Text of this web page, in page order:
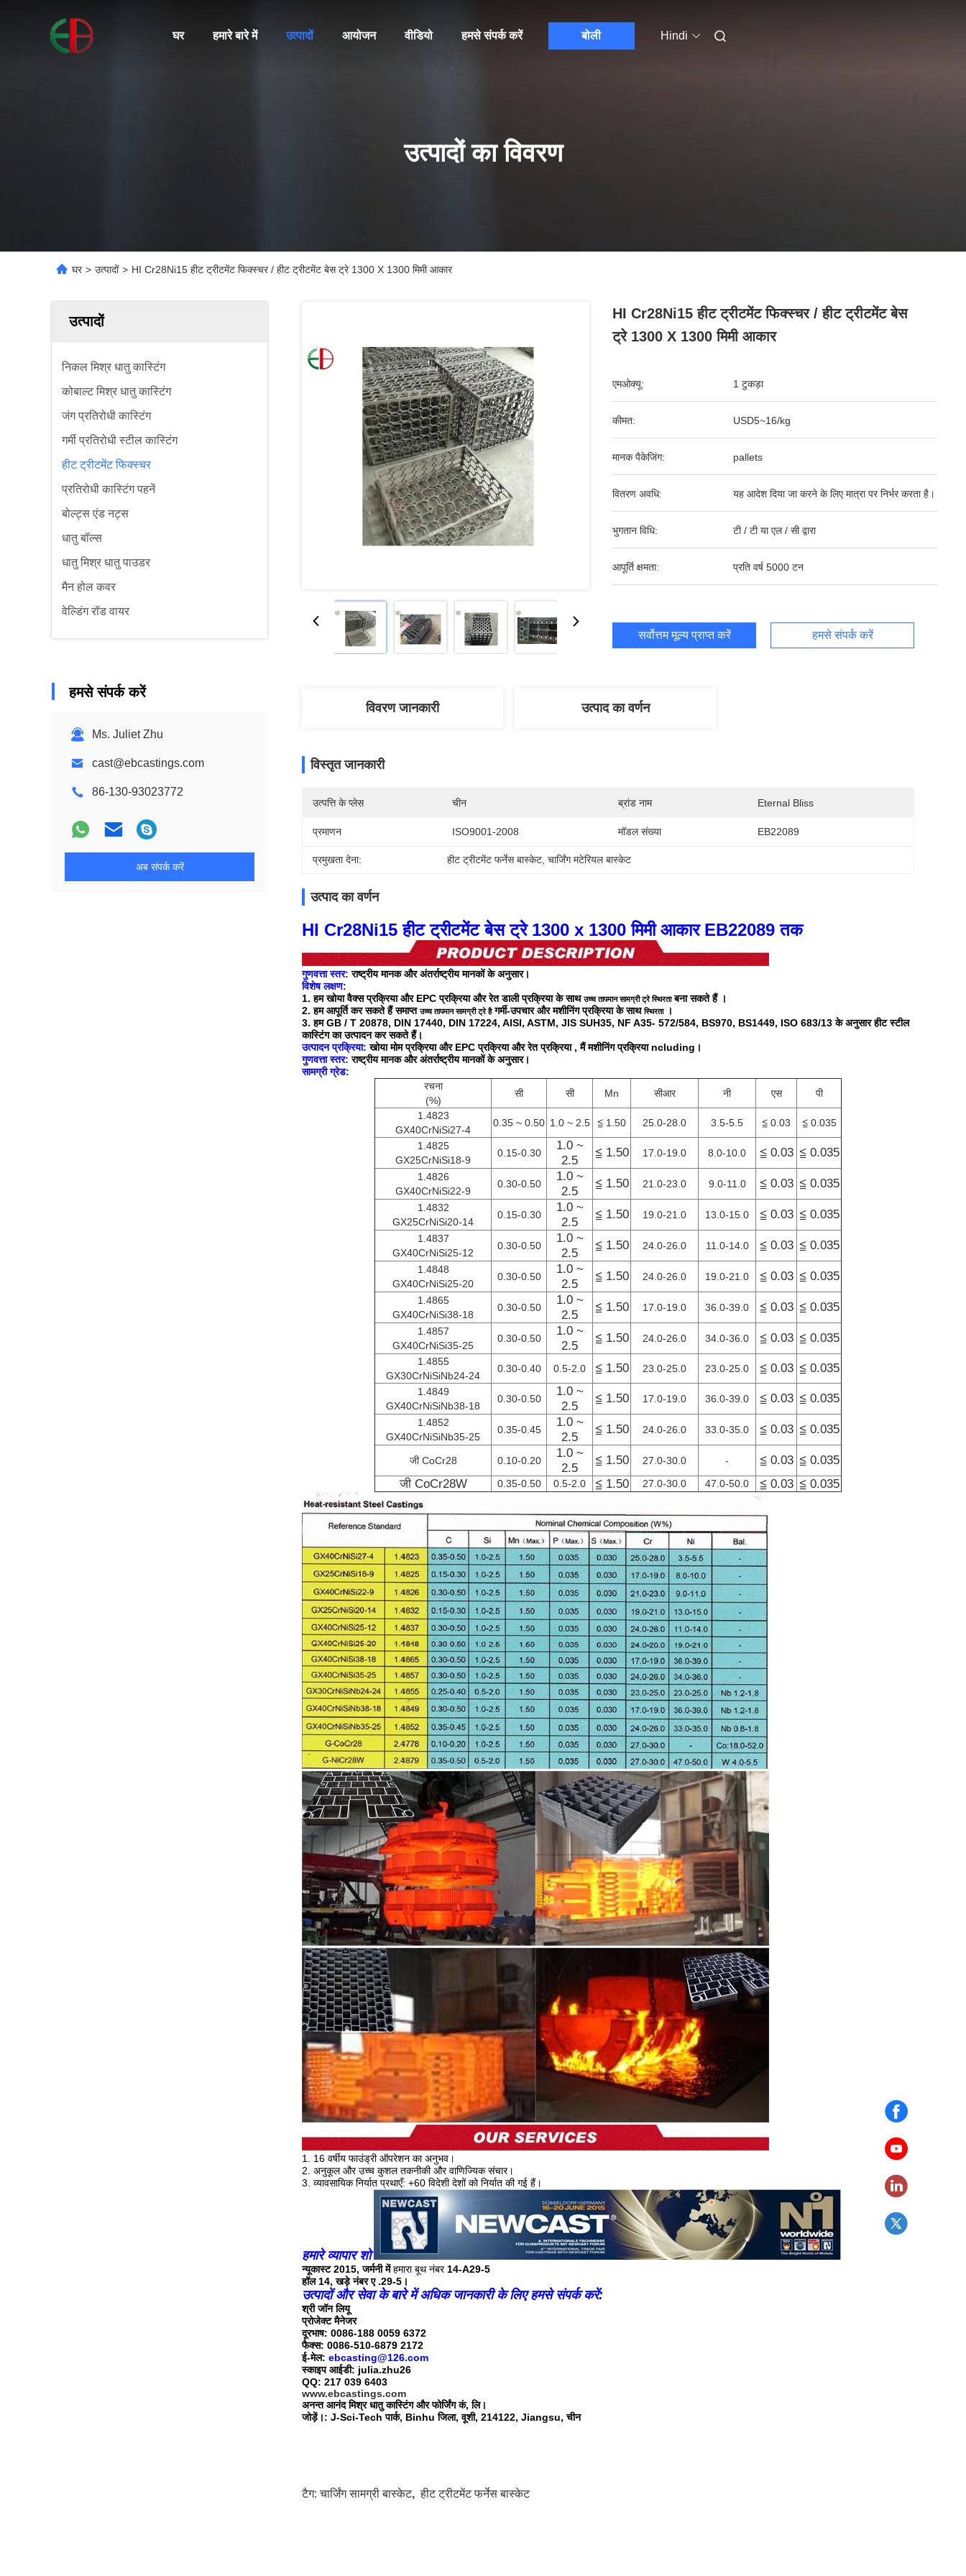
घर हमारे बारे में उत्पादों आयोजन वीडियो हमसे संपर्क करें बोली Hindi
उत्पादों का विवरण
घर > उत्पादों > HI Cr28Ni15 हीट ट्रीटमेंट फिक्स्चर / हीट ट्रीटमेंट बेस ट्रे 1300 X 1300 मिमी आकार
उत्पादों
निकल मिश्र धातु कास्टिंग
कोबाल्ट मिश्र धातु कास्टिंग
जंग प्रतिरोधी कास्टिंग
गर्मी प्रतिरोधी स्टील कास्टिंग
हीट ट्रीटमेंट फिक्स्चर
प्रतिरोधी कास्टिंग पहनें
बोल्ट्स एंड नट्स
धातु बॉल्स
धातु मिश्र धातु पाउडर
मैन होल कवर
वेल्डिंग रॉड वायर
हमसे संपर्क करें
Ms. Juliet Zhu
cast@ebcastings.com
86-130-93023772
अब संपर्क करें
HI Cr28Ni15 हीट ट्रीटमेंट फिक्स्चर / हीट ट्रीटमेंट बेस
ट्रे 1300 X 1300 मिमी आकार
एमओक्यू: 1 टुकड़ा
कीमत: USD5~16/kg
मानक पैकेजिंग: pallets
वितरण अवधि: यह आदेश दिया जा करने के लिए मात्रा पर निर्भर करता है।
भुगतान विधि: टी / टी या एल / सी द्वारा
आपूर्ति क्षमता: प्रति वर्ष 5000 टन
सर्वोत्तम मूल्य प्राप्त करें हमसे संपर्क करें
विवरण जानकारी उत्पाद का वर्णन
विस्तृत जानकारी
उत्पत्ति के प्लेस चीन ब्रांड नाम Eternal Bliss
प्रमाणन ISO9001-2008 मॉडल संख्या EB22089
प्रमुखता देना: हीट ट्रीटमेंट फर्नेस बास्केट , चार्जिंग मटेरियल बास्केट
उत्पाद का वर्णन
HI Cr28Ni15 हीट ट्रीटमेंट बेस ट्रे 1300 x 1300 मिमी आकार EB22089 तक
गुणवत्ता स्तर: राष्ट्रीय मानक और अंतर्राष्ट्रीय मानकों के अनुसार।
विशेष लक्षण:
1. हम खोया वैक्स प्रक्रिया और EPC प्रक्रिया और रेत डाली प्रक्रिया के साथ उच्च तापमान सामग्री ट्रे स्थिरता बना सकते हैं ।
2. हम आपूर्ति कर सकते हैं समाप्त उच्च तापमान सामग्री ट्रे है गर्मी-उपचार और मशीनिंग प्रक्रिया के साथ स्थिरता
।
3. हम GB / T 20878, DIN 17440, DIN 17224, AISI, ASTM, JIS SUH35, NF A35- 572/584, BS970, BS1449, ISO 683/13 के अनुसार हीट स्टील
कास्टिंग का उत्पादन कर सकते हैं।
उत्पादन प्रक्रिया: खोया मोम प्रक्रिया और EPC प्रक्रियाऔररेत प्रक्रिया, मैंमशीनिंग प्रक्रिया ncluding।
गुणवत्ता स्तर: राष्ट्रीय मानक और अंतर्राष्ट्रीय मानकों के अनुसार।
सामग्री ग्रेड:
रचना
(%)
सी सी Mn सीआर नी एस
पी
1.4823
GX40CrNiSi27-4
0.35 ~ 0.50 1.0 ~ 2.5 ≦ 1.50 25.0-28.0 3.5-5.5 ≦ 0.03
≦ 0.035
1.4825
GX25CrNiSi18-9
0.15-0.30
1.0 ~
2.5
≦ 1.50 17.0-19.0 8.0-10.0 ≦ 0.03 ≦ 0.035
1.4826
GX40CrNiSi22-9
0.30-0.50
1.0 ~
2.5
≦ 1.50 21.0-23.0 9.0-11.0 ≦ 0.03 ≦ 0.035
1.4832
GX25CrNiSi20-14
0.15-0.30
1.0 ~
2.5
≦ 1.50 19.0-21.0 13.0-15.0 ≦ 0.03 ≦ 0.035
1.4837
GX40CrNiSi25-12
0.30-0.50
1.0 ~
2.5
≦ 1.50 24.0-26.0 11.0-14.0 ≦ 0.03 ≦ 0.035
1.4848
GX40CrNiSi25-20
0.30-0.50
1.0 ~
2.5
≦ 1.50 24.0-26.0 19.0-21.0 ≦ 0.03 ≦ 0.035
1.4865
GX40CrNiSi38-18
0.30-0.50
1.0 ~
2.5
≦ 1.50 17.0-19.0 36.0-39.0 ≦ 0.03 ≦ 0.035
1.4857
GX40CrNiSi35-25
0.30-0.50
1.0 ~
2.5
≦ 1.50 24.0-26.0 34.0-36.0 ≦ 0.03 ≦ 0.035
1.4855
GX30CrNiSiNb24-24
0.30-0.40 0.5-2.0 ≦ 1.50 23.0-25.0 23.0-25.0 ≦ 0.03 ≦ 0.035
1.4849
GX40CrNiSiNb38-18
0.30-0.50
1.0 ~
2.5
≦ 1.50 17.0-19.0 36.0-39.0 ≦ 0.03 ≦ 0.035
1.4852
GX40CrNiSiNb35-25
0.35-0.45
1.0 ~
2.5
≦ 1.50 24.0-26.0 33.0-35.0 ≦ 0.03 ≦ 0.035
जी CoCr28 0.10-0.20
1.0 ~
2.5
≦ 1.50 27.0-30.0 - ≦ 0.03 ≦ 0.035
जी CoCr28W
0.35-0.50 0.5-2.0 ≦ 1.50 27.0-30.0 47.0-50.0 ≦ 0.03 ≦ 0.035
1. 16 वर्षीय फाउंड्री ऑपरेशन का अनुभव।
2. अनुकूल और उच्च कुशल तकनीकी और वाणिज्यिक संचार।
3. व्यावसायिक निर्यात प्रथाएँ: +60 विदेशी देशों को निर्यात की गई हैं।
हमारे व्यापार शो
न्यूकास्ट 2015, जर्मनी मेंहमारा बूथ नंबर 14-A29-5
हॉल 14, खड़े नंबर ए .29-5।
उत्पादों और सेवा के बारे में अधिक जानकारी के लिए हमसे संपर्क करें:
श्री जॉन लियू
प्रोजेक्ट मैनेजर
दूरभाष: 0086-188 0059 6372
फैक्स: 0086-510-6879 2172
ई-मेल: ebcasting@126.com
स्काइप आईडी: julia.zhu26
QQ: 217 039 6403
www.ebcastings.com
अनन्त आनंद मिश्र धातु कास्टिंग और फोर्जिंग कं, लि।
जोड़ें।: J-Sci-Tech पार्क, Binhu जिला, वूशी, 214122, Jiangsu, चीन
टैग:चार्जिंग सामग्री बास्केट,हीट ट्रीटमेंट फर्नेस बास्केट